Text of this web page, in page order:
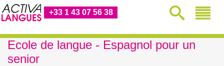
+33 1 43 07 56 38
Ecole de langue - Espagnol pour un
senior